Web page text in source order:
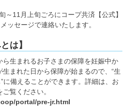
～11月上旬ごろにコープ共済【公式】
ッセージで連絡いたします。
は】
生まれるお子さまの保障を妊娠中か
まれた日から保障が始まるので、“生
に備えることができます。詳細は、お
覧ください。
portal/pre-jr.html